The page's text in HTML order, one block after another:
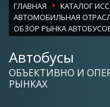
ГЛАВНАЯ
КАТАЛОГ
АВТОМОБИЛЬНАЯ
ОБЗОР РЫНКА
Автобусы
ОБЪЕКТИВНО И
РЫНКАХ